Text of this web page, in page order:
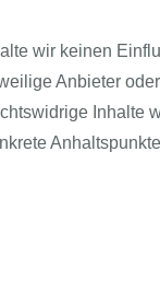
wir keinen
Anbieter
Inhalte